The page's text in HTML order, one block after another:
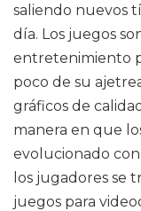
saliendo nuevos
día. Los juegos
entretenimiento
poco de su
gráficos de
manera en que
evolucionado
los jugadores se
juegos para